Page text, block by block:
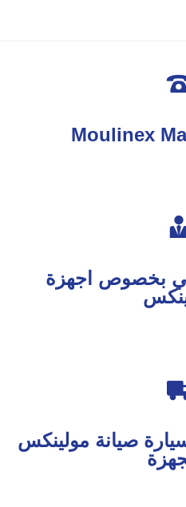
Moulinex
بخصوص اجهزة
صيانة مولينكس